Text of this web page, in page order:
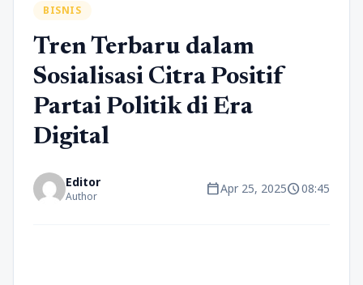
BISNIS
Tren Terbaru dalam
Sosialisasi Citra Positif
Partai Politik di Era
Digital
Editor
Author calendar_todayApr 25, 2025schedule08:45